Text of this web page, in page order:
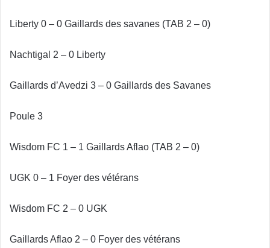
Liberty 0 – 0 Gaillards des savanes (TAB 2 – 0)
Nachtigal 2 – 0 Liberty
Gaillards d’Avedzi 3 – 0 Gaillards des Savanes
Poule 3
Wisdom FC 1 – 1 Gaillards Aflao (TAB 2 – 0)
UGK 0 – 1 Foyer des vétérans
Wisdom FC 2 – 0 UGK
Gaillards Aflao 2 – 0 Foyer des vétérans